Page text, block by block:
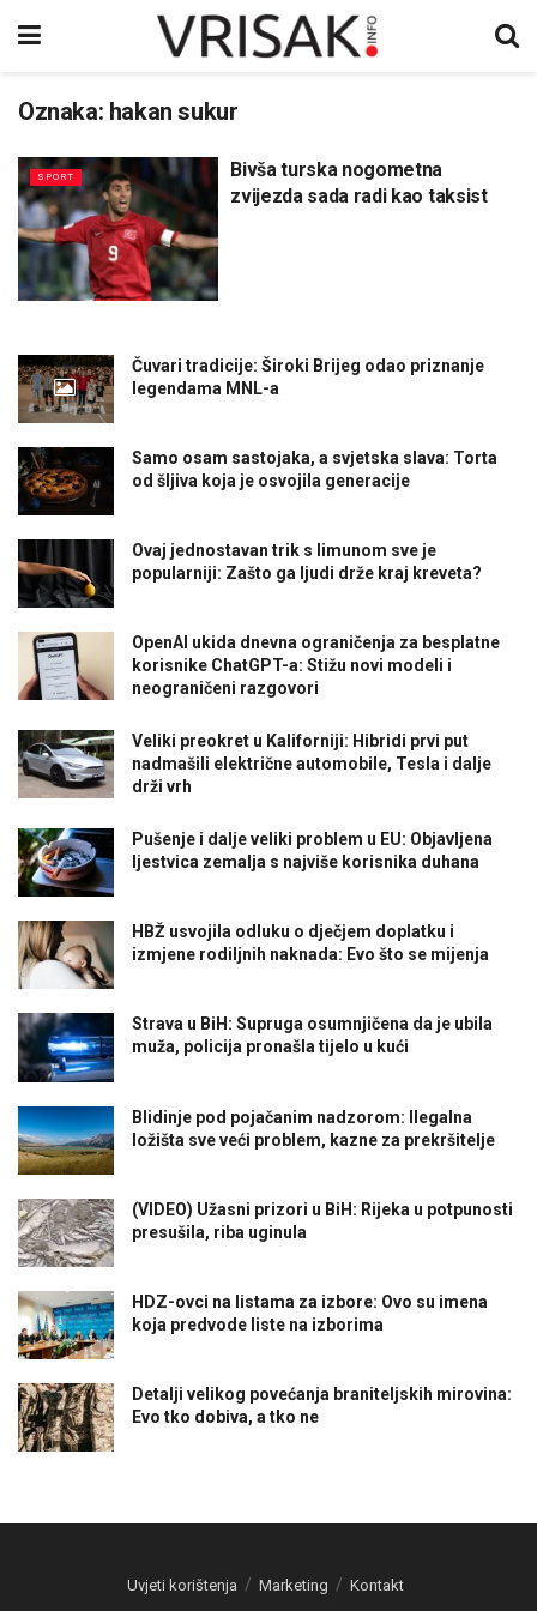
Oznaka: hakan sukur
SPORT
Bivša turska nogometna
zvijezda sada radi kao taksist
Čuvari tradicije: Široki Brijeg odao priznanje
legendama MNL-a
Samo osam sastojaka, a svjetska slava: Torta
od šljiva koja je osvojila generacije
Ovaj jednostavan trik s limunom sve je
popularniji: Zašto ga ljudi drže kraj kreveta?
OpenAI ukida dnevna ograničenja za besplatne
korisnike ChatGPT-a: Stižu novi modeli i
neograničeni razgovori
Veliki preokret u Kaliforniji: Hibridi prvi put
nadmašili električne automobile, Tesla i dalje
drži vrh
Pušenje i dalje veliki problem u EU: Objavljena
ljestvica zemalja s najviše korisnika duhana
HBŽ usvojila odluku o dječjem doplatku i
izmjene rodiljnih naknada: Evo što se mijenja
Strava u BiH: Supruga osumnjičena da je ubila
muža, policija pronašla tijelo u kući
Blidinje pod pojačanim nadzorom: Ilegalna
ložišta sve veći problem, kazne za prekršitelje
(VIDEO) Užasni prizori u BiH: Rijeka u potpunosti
presušila, riba uginula
HDZ-ovci na listama za izbore: Ovo su imena
koja predvode liste na izborima
Detalji velikog povećanja braniteljskih mirovina:
Evo tko dobiva, a tko ne
Uvjeti korištenja Marketing Kontakt